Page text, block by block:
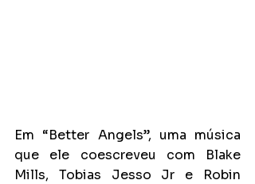
Em “Better Angels”, uma música
que ele coescreveu com Blake
Mills, Tobias Jesso Jr e Robin